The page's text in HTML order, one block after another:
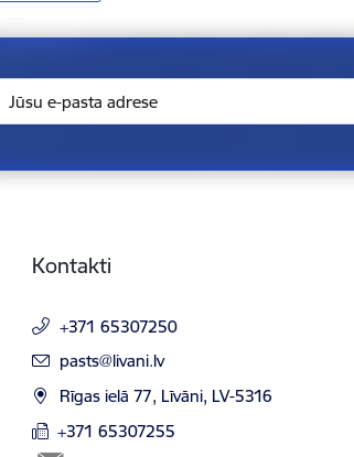
Kontakti
+371 65307250
E-pasts:
pasts@livani.lv
Rīgas ielā 77, Līvāni, LV-5316
+371 65307255